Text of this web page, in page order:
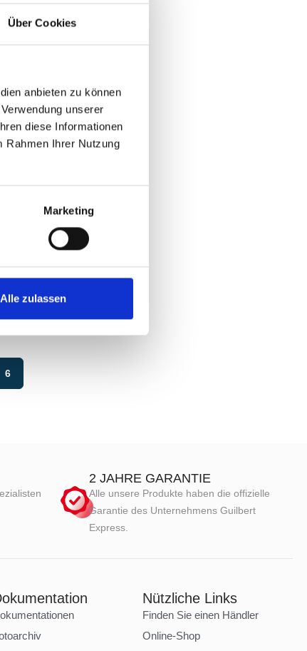
Über Cookies
anbieten zu können
unserer
diese Informationen
Rahmen Ihrer Nutzung
Marketing
Alle zulassen
6
2 JAHRE GARANTIE
Alle unsere Produkte haben die offizielle
Garantie des Unternehmens Guilbert
Express.
Nützliche Links
Finden Sie einen Händler
Online-Shop